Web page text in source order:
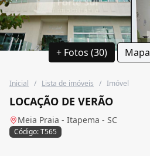
+ Fotos (30) Mapa
Inicial / Lista de imóveis / Imóvel
LOCAÇÃO DE VERÃO
Meia Praia - Itapema - SC
Código: T565